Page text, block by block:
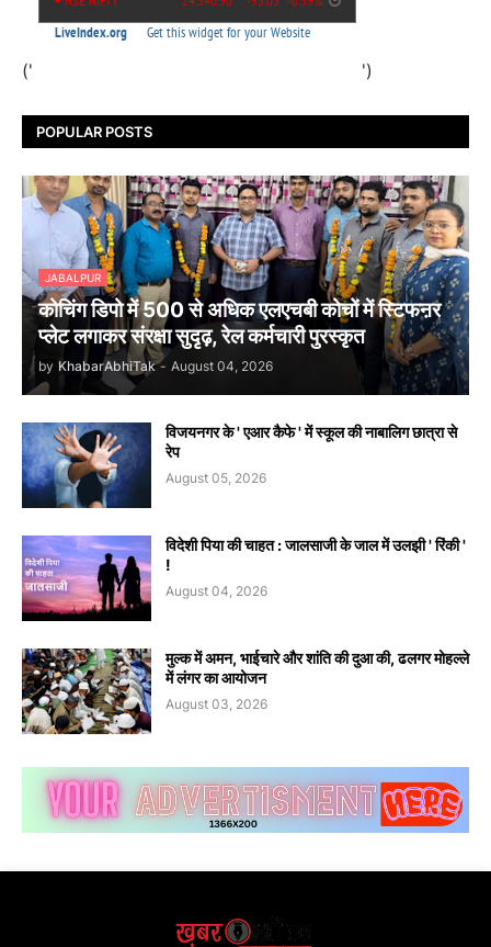
(' ')
POPULAR POSTS
JABALPUR
कोचिंग डिपो में 500 से अधिक एलएचबी कोचों में स्टिफऩर
प्लेट लगाकर संरक्षा सुदृढ़, रेल कर्मचारी पुरस्कृत
by KhabarAbhiTak - August 04, 2026
विजयनगर के ' एआर कैफे ' में स्कूल की नाबालिग छात्रा से
रेप
August 05, 2026
विदेशी पिया की चाहत : जालसाजी के जाल में उलझी ' रिंकी '
!
August 04, 2026
मुल्क में अमन, भाईचारे और शांति की दुआ की, ढलगर मोहल्ले
में लंगर का आयोजन
August 03, 2026